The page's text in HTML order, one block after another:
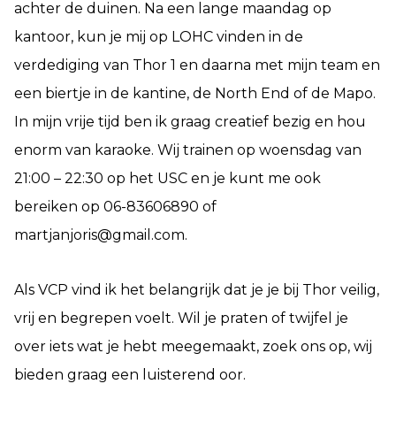
achter de duinen. Na een lange maandag op
kantoor, kun je mij op LOHC vinden in de
verdediging van Thor 1 en daarna met mijn team en
een biertje in de kantine, de North End of de Mapo.
In mijn vrije tijd ben ik graag creatief bezig en hou
enorm van karaoke. Wij trainen op woensdag van
21:00 – 22:30 op het USC en je kunt me ook
bereiken op 06-83606890 of
martjanjoris@gmail.com.
Als VCP vind ik het belangrijk dat je je bij Thor veilig,
vrij en begrepen voelt. Wil je praten of twijfel je
over iets wat je hebt meegemaakt, zoek ons op, wij
bieden graag een luisterend oor.